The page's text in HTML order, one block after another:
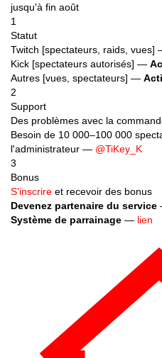
jusqu'à fin août
1
Statut
Twitch [spectateurs, raids, vues]
Kick [spectateurs autorisés] —
Autres [vues, spectateurs] —
2
Support
Des problèmes avec la
Besoin de 10 000–100 000
l'administrateur — @TiKey_K
3
Bonus
S'inscrire et recevoir des bonus
Devenez partenaire du service
Système de parrainage — lien